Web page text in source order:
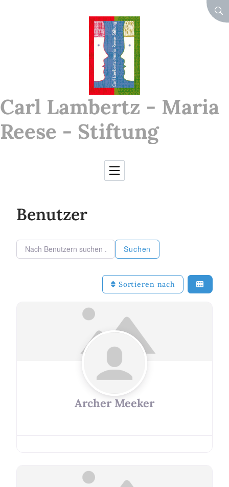
Carl Lambertz - Maria
Reese - Stiftung
Benutzer
Nach Benutzern suchen ...
Nach Benutzern suchen ... Suchen
Sortieren nach
Archer Meeker